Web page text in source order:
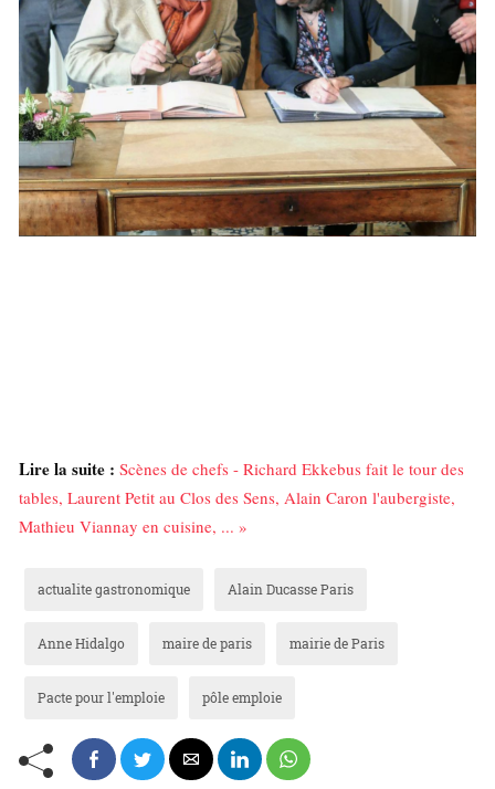
Lire la suite : Scènes de chefs - Richard Ekkebus fait le tour des
tables, Laurent Petit au Clos des Sens, Alain Caron l'aubergiste,
Mathieu Viannay en cuisine, ... »
actualite gastronomique Alain Ducasse Paris
Anne Hidalgo maire de paris mairie de Paris
Pacte pour l'emploie pôle emploie